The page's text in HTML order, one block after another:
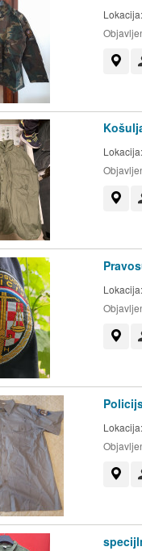
Lokacija:
Lokacija:
Lokacija:
Lokacija: